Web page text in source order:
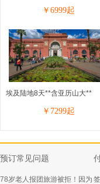
￥ 6999起
埃及陆地8天**含亚历山大**
￥ 7299起
预订常见问题
78岁老人报团旅游被拒！因为